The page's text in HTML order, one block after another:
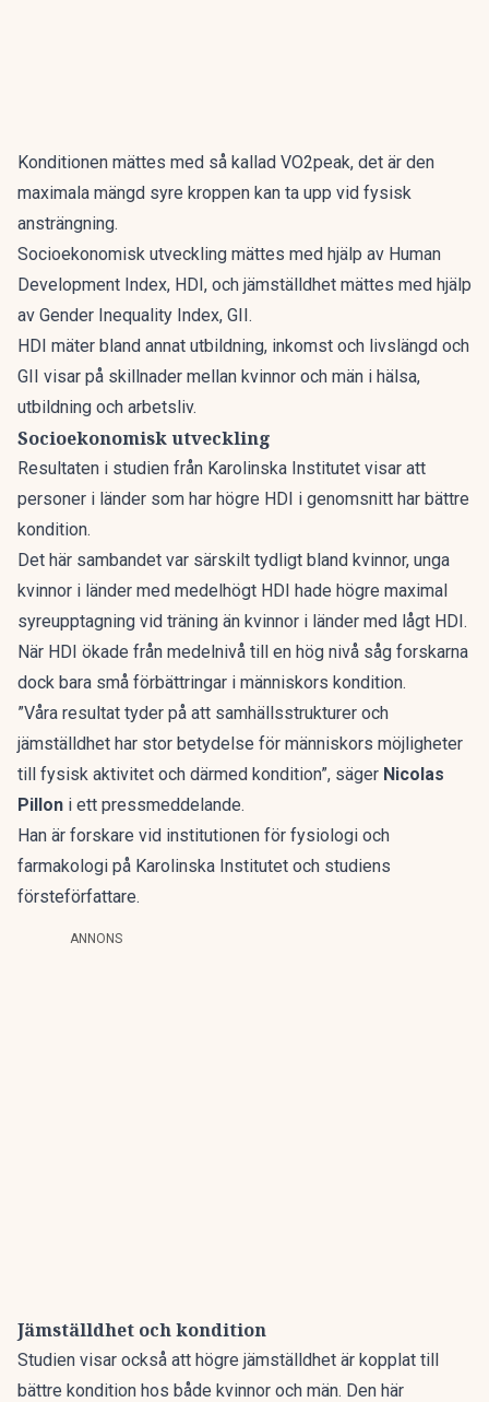
Konditionen mättes med så kallad VO2peak, det är den
maximala mängd syre kroppen kan ta upp vid fysisk
ansträngning.
Socioekonomisk utveckling mättes med hjälp av Human
Development Index, HDI, och jämställdhet mättes med hjälp
av Gender Inequality Index, GII.
HDI mäter bland annat utbildning, inkomst och livslängd och
GII visar på skillnader mellan kvinnor och män i hälsa,
utbildning och arbetsliv.
Socioekonomisk utveckling
Resultaten i studien från Karolinska Institutet visar att
personer i länder som har högre HDI i genomsnitt har bättre
kondition.
Det här sambandet var särskilt tydligt bland kvinnor, unga
kvinnor i länder med medelhögt HDI hade högre maximal
syreupptagning vid träning än kvinnor i länder med lågt HDI.
När HDI ökade från medelnivå till en hög nivå såg forskarna
dock bara små förbättringar i människors kondition.
”Våra resultat tyder på att samhällsstrukturer och
jämställdhet har stor betydelse för människors möjligheter
till fysisk aktivitet och därmed kondition”, säger Nicolas
Pillon i ett pressmeddelande.
Han är forskare vid institutionen för fysiologi och
farmakologi på Karolinska Institutet och studiens
försteförfattare.
ANNONS
Jämställdhet och kondition
Studien visar också att högre jämställdhet är kopplat till
bättre kondition hos både kvinnor och män. Den här